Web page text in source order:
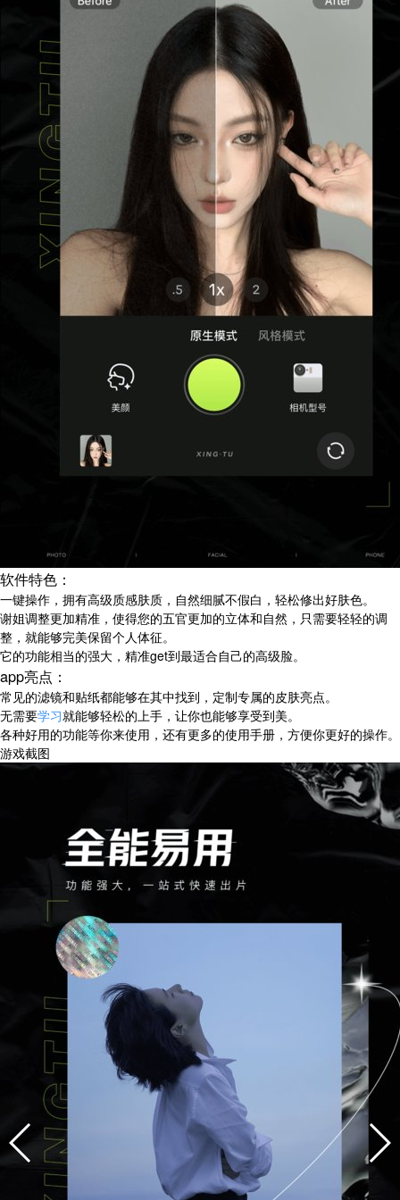
软件特色：
一键操作，拥有高级质感肤质，自然细腻不假白，轻松修出好肤色。
谢姐调整更加精准，使得您的五官更加的立体和自然，只需要轻轻的调
整，就能够完美保留个人体征。
它的功能相当的强大，精准get到最适合自己的高级脸。
app亮点：
常见的滤镜和贴纸都能够在其中找到，定制专属的皮肤亮点。
无需要学习就能够轻松的上手，让你也能够享受到美。
各种好用的功能等你来使用，还有更多的使用手册，方便你更好的操作。
游戏截图